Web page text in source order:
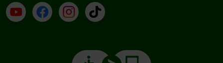
YouTube (en inglés)
Facebook (en inglés)
Instagram (en inglés)
TikTok